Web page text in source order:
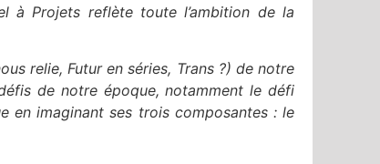
à Projets reflète toute l’ambition de la
relie, Futur en séries, Trans ?) de notre
de notre époque, notamment le défi
en imaginant ses trois composantes : le